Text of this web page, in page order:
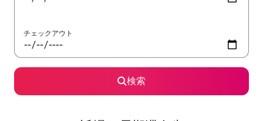
チェックアウト
検索